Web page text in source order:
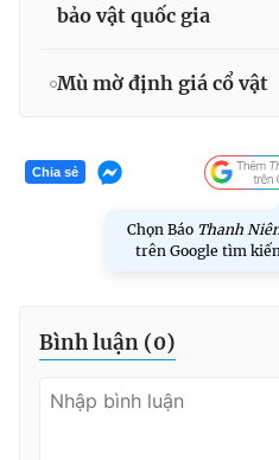
bảo vật quốc gia
Mù mờ định giá cổ vật
Chia sẻ
Chọn Báo Thanh
trên Google tìm
Bình luận (0)